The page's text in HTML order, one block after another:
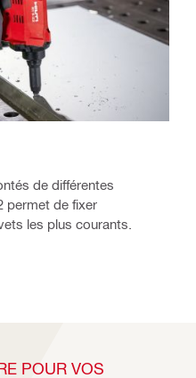
de différentes
permet de fixer
les plus courants.
POUR VOS